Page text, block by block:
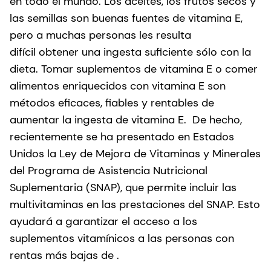
las semillas son buenas fuentes de vitamina E,
pero a muchas personas les resulta
difícil obtener una ingesta suficiente sólo con la
dieta. Tomar suplementos de vitamina E o comer
alimentos enriquecidos con vitamina E son
métodos eficaces, fiables y rentables de
aumentar la ingesta de vitamina E. De hecho,
recientemente se ha presentado en Estados
Unidos la Ley de Mejora de Vitaminas y Minerales
del Programa de Asistencia Nutricional
Suplementaria (SNAP), que permite incluir las
multivitaminas en las prestaciones del SNAP. Esto
ayudará a garantizar el acceso a los
suplementos vitamínicos a las personas con
rentas más bajas de .